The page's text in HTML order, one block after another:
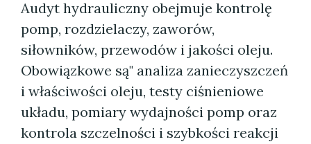
Audyt hydrauliczny obejmuje kontrolę
pomp, rozdzielaczy, zaworów,
siłowników, przewodów i jakości oleju.
Obowiązkowe są" analiza zanieczyszczeń
i właściwości oleju, testy ciśnieniowe
układu, pomiary wydajności pomp oraz
kontrola szczelności i szybkości reakcji